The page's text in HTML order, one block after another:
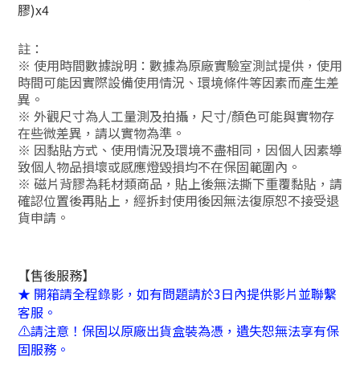
膠)x4
註：
※ 使用時間數據說明：數據為原廠實驗室測試提供，使用
時間可能因實際設備使用情況、環境條件等因素而產生差
異。
※ 外觀尺寸為人工量測及拍攝，尺寸/顏色可能與實物存
在些微差異，請以實物為準。
※ 因黏貼方式、使用情況及環境不盡相同，因個人因素導
致個人物品損壞或感應燈毀損均不在保固範圍內。
※ 磁片背膠為耗材類商品，貼上後無法撕下重覆黏貼，請
確認位置後再貼上，經拆封使用後因無法復原恕不接受退
貨申請。
【售後服務】
★ 開箱請全程錄影，如有問題請於3日內提供影片並聯繫
客服。
⚠️請注意！保固以原廠出貨盒裝為憑，遺失恕無法享有保
固服務。